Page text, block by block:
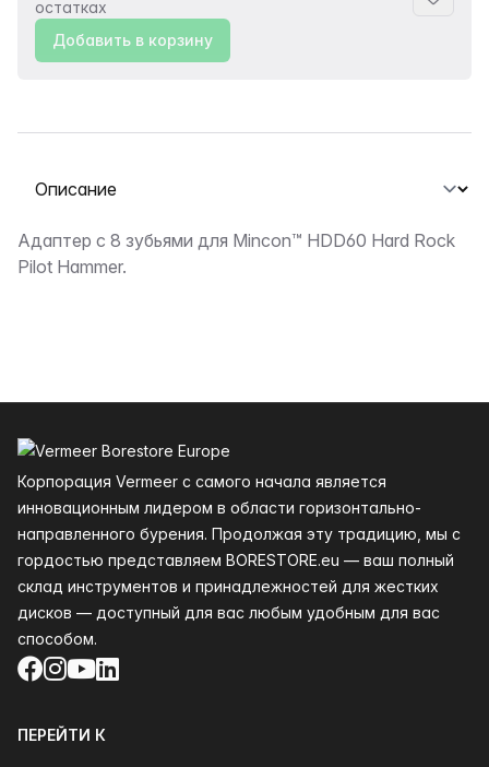
остатках
Добавить в корзину
Выберите вкладку
Описание
Адаптер с 8 зубьями для Mincon™ HDD60 Hard Rock
Pilot Hammer.
Корпорация Vermeer с самого начала является
инновационным лидером в области горизонтально-
направленного бурения. Продолжая эту традицию, мы с
гордостью представляем BORESTORE.eu — ваш полный
склад инструментов и принадлежностей для жестких
дисков — доступный для вас любым удобным для вас
способом.
Facebook
Instagram
YouTube
LinkedIn
ПЕРЕЙТИ К